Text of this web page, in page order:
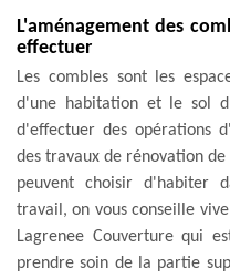
L'aménagement des
effectuer
Les combles sont les
d'une habitation et le sol
d'effectuer des opérations
des travaux de rénovation
peuvent choisir d'habiter
travail, on vous conseille
Lagrenee Couverture qui
prendre soin de la partie